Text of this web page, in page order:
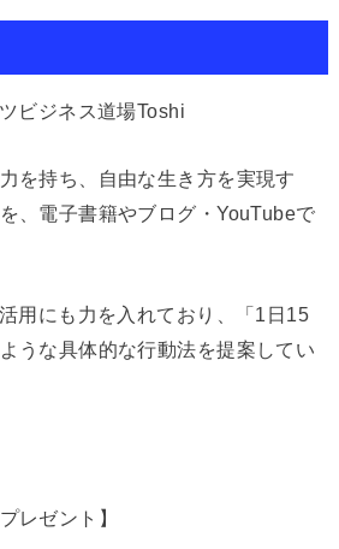
ビジネス道場Toshi
を持ち、自由な生き方を実現す
、電子書籍やブログ・YouTubeで
用にも力を入れており、「1日15
うな具体的な行動法を提案してい
レゼント】